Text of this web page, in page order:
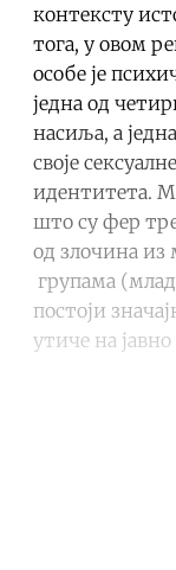
контексту
тога, у овом
особе је
једна од
насиља, а
своје
идентитета.
што су фер
од злочина
групама
постоји
утиче на